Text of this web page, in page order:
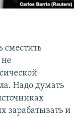
сместить
Надо думать
зарабатывать и